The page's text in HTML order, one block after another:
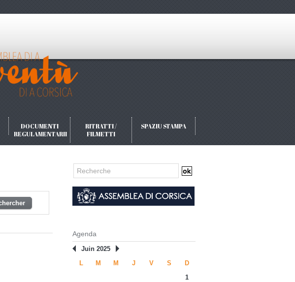
DOCUMENTI
REGULAMENTARII
RITRATTI /
FILMETTI
SPAZIU STAMPA
Agenda
Juin 2025
L
M M J V S
D
1